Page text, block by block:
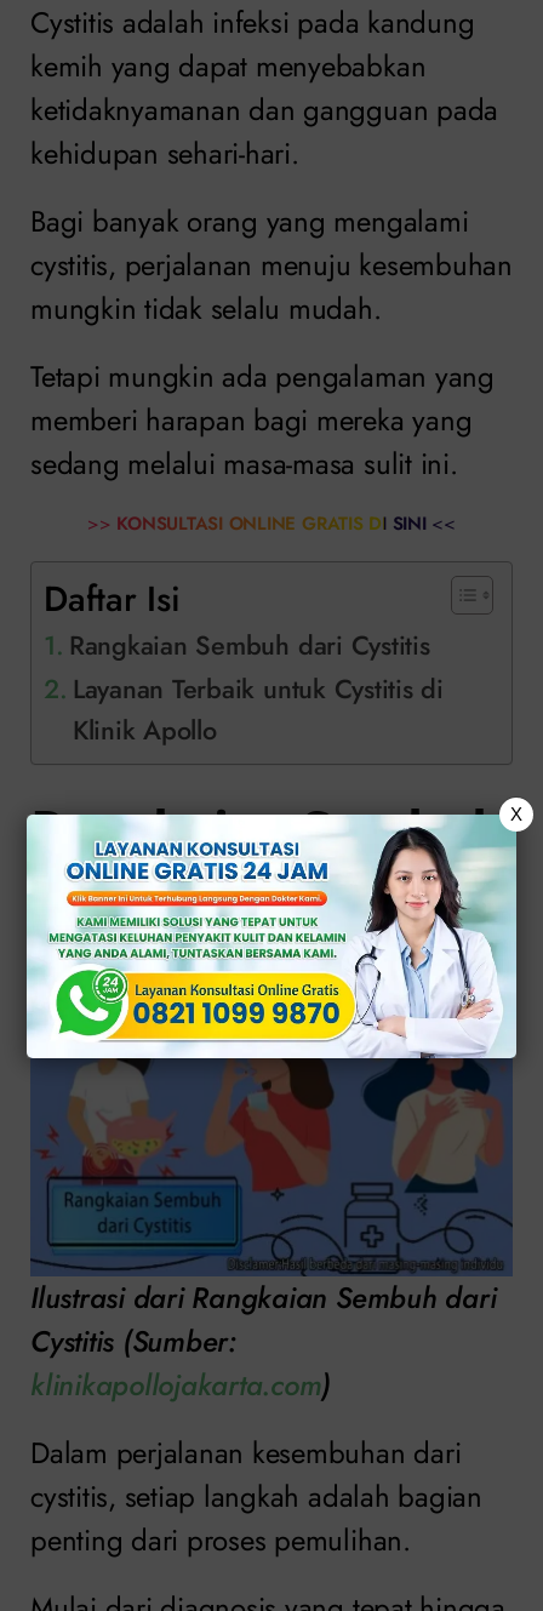
Cystitis adalah infeksi pada kandung
kemih yang dapat menyebabkan
ketidaknyamanan dan gangguan pada
kehidupan sehari-hari.
Bagi banyak orang yang mengalami
cystitis, perjalanan menuju kesembuhan
mungkin tidak selalu mudah.
Tetapi mungkin ada pengalaman yang
memberi harapan bagi mereka yang
sedang melalui masa-masa sulit ini.
>> KONSULTASI ONLINE GRATIS DI SINI <<
Daftar Isi
Rangkaian Sembuh dari Cystitis
Layanan Terbaik untuk Cystitis di
Klinik Apollo
Rangkaian Sembuh
dari Cystitis
Ilustrasi dari Rangkaian Sembuh dari
Cystitis (Sumber:
klinikapollojakarta.com)
Dalam perjalanan kesembuhan dari
cystitis, setiap langkah adalah bagian
penting dari proses pemulihan.
X